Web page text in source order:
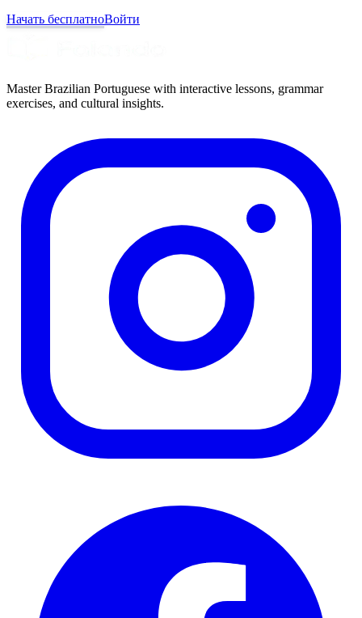
Начать бесплатноВойти
Master Brazilian Portuguese with interactive lessons, grammar
exercises, and cultural insights.